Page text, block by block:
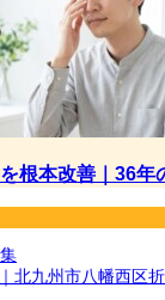
根本改善｜36年
北九州市八幡西区